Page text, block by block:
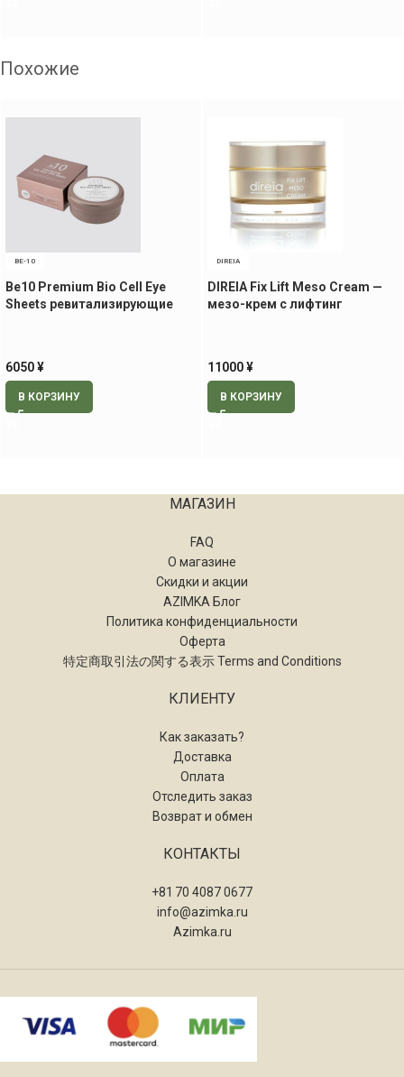
Похожие
BE-10
Be10 Premium Bio Cell Eye
Sheets ревитализирующие
6050¥
В КОРЗИНУ
DIREIA
DIREIA Fix Lift Meso Cream —
мезо-крем с лифтинг
11000¥
В КОРЗИНУ
МАГАЗИН
FAQ
О магазине
Скидки и акции
AZIMKA Блог
Политика конфиденциальности
Оферта
特定商取引法の関する表示 Terms and Conditions
КЛИЕНТУ
Как заказать?
Доставка
Оплата
Отследить заказ
Возврат и обмен
КОНТАКТЫ
+81 70 4087 0677
info@azimka.ru
Azimka.ru